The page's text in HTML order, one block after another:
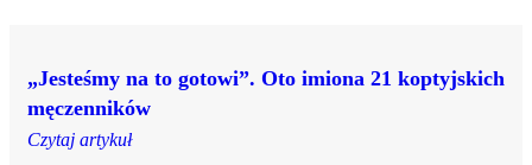
„Jesteśmy na to gotowi”. Oto imiona 21 koptyjskich
męczenników
Czytaj artykuł